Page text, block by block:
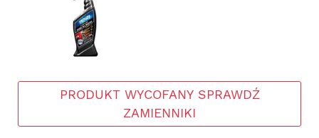
PRODUKT WYCOFANY SPRAWDŹ
ZAMIENNIKI